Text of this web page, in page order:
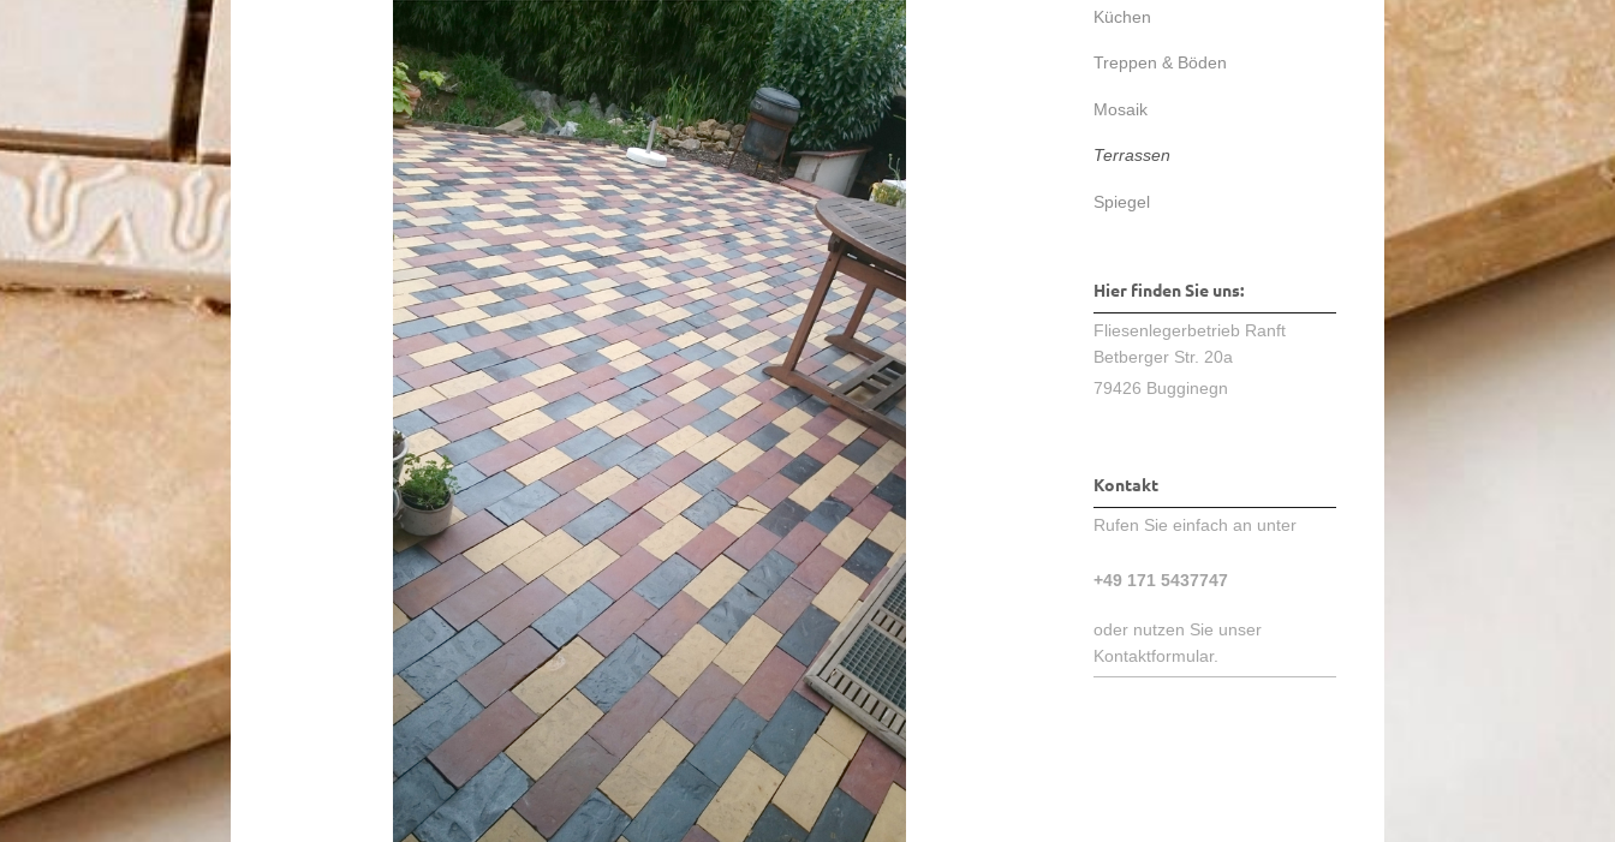
Küchen
Treppen & Böden
Mosaik
Terrassen
Spiegel
Hier finden Sie uns:
Fliesenlegerbetrieb Ranft
Betberger Str. 20a
79426 Bugginegn
Kontakt
Rufen Sie einfach an unter
+49 171 5437747
oder nutzen Sie unser
Kontaktformular.